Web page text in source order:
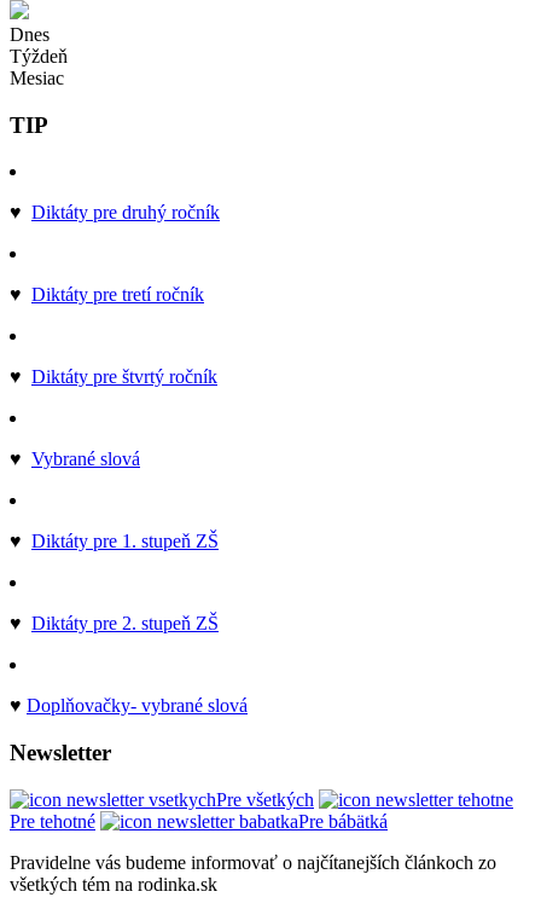
Dnes
Týždeň
Mesiac
TIP
♥ Diktáty pre druhý ročník
♥ Diktáty pre tretí ročník
♥ Diktáty pre štvrtý ročník
♥ Vybrané slová
♥ Diktáty pre 1. stupeň ZŠ
♥ Diktáty pre 2. stupeň ZŠ
♥ Doplňovačky- vybrané slová
Newsletter
Pre všetkých
Pre tehotné
Pre bábätká
Pravidelne vás budeme informovať o najčítanejších článkoch zo
všetkých tém na rodinka.sk